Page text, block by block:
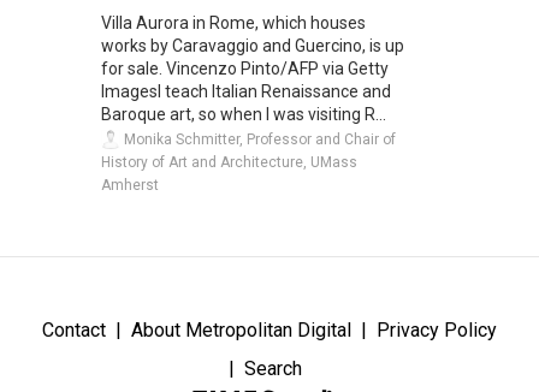
Villa Aurora in Rome, which houses
works by Caravaggio and Guercino, is up
for sale. Vincenzo Pinto/AFP via Getty
ImagesI teach Italian Renaissance and
Baroque art, so when I was visiting R...
Monika Schmitter, Professor and Chair of
History of Art and Architecture, UMass
Amherst
Contact About Metropolitan Digital
Privacy Policy
Search